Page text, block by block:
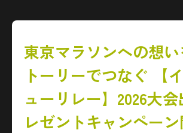
東京マラソンへの想い
トーリーでつなぐ 【
ューリレー】2026大
レゼントキャンペーン